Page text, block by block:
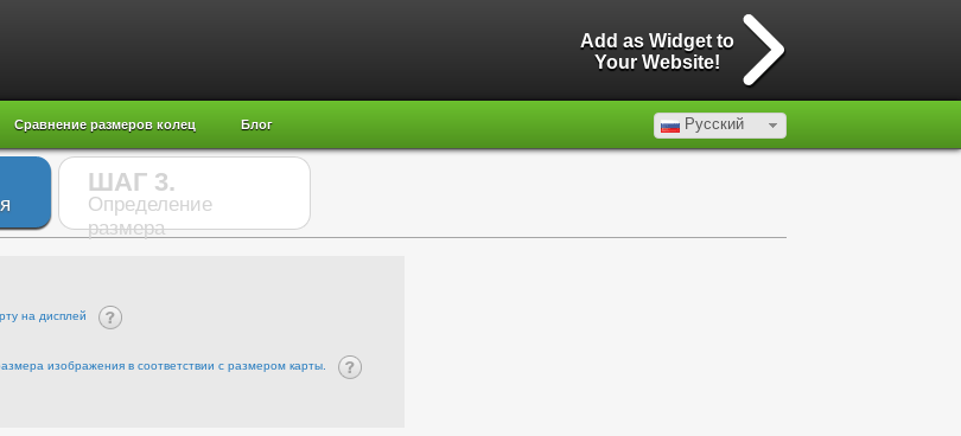
Add as Widget to
Your Website!
Сравнение размеров колец Блог Русский
ШАГ 3.
Определение
размера
на дисплей
изображения в соответствии с размером карты.